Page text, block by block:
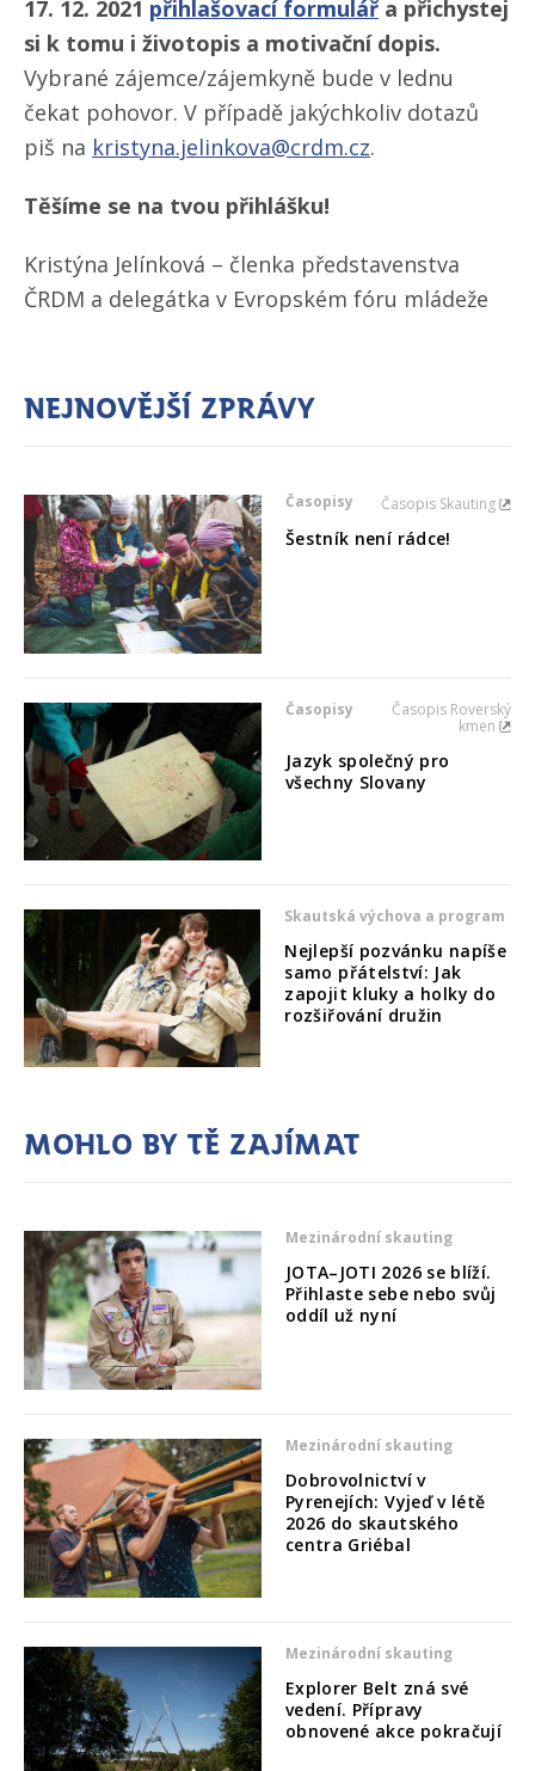
17. 12. 2021 přihlašovací formulářa přichystej
si k tomu i životopis a motivační dopis.
Vybrané zájemce/​zájemkyně bude v lednu
čekat pohovor. V případě jakýchkoliv dotazů
piš na kristyna.jelinkova@crdm.cz.
Těšíme se na tvou přihlášku!
Kristýna Jelínková – členka představenstva
ČRDM a delegátka v Evropském fóru mládeže
Nejnovější zprávy
Časopisy Časopis Skauting
Šestník není rádce!
Časopisy
Časopis Roverský
kmen
Jazyk společný pro
všechny Slovany
Skautská výchova a program
Nejlepší pozvánku napíše
samo přátelství: Jak
zapojit kluky a holky do
rozšiřování družin
Mohlo by tě zajímat
Mezinárodní skauting
JOTA–JOTI 2026 se blíží.
Přihlaste sebe nebo svůj
oddíl už nyní
Mezinárodní skauting
Dobrovolnictví v
Pyrenejích: Vyjeď v létě
2026 do skautského
centra Griébal
Mezinárodní skauting
Explorer Belt zná své
vedení. Přípravy
obnovené akce pokračují